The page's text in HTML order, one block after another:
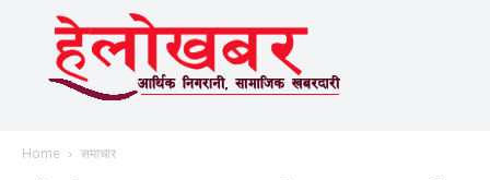
Home समाचार